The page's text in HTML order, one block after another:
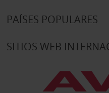
PAÍSES POPULARES
SITIOS WEB